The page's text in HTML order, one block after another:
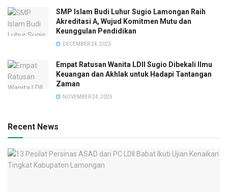
SMP Islam Budi Luhur Sugio Lamongan Raih
Akreditasi A, Wujud Komitmen Mutu dan
Keunggulan Pendidikan
DECEMBER 24, 2025
Empat Ratusan Wanita LDII Sugio Dibekali Ilmu
Keuangan dan Akhlak untuk Hadapi Tantangan
Zaman
NOVEMBER 24, 2025
Recent News